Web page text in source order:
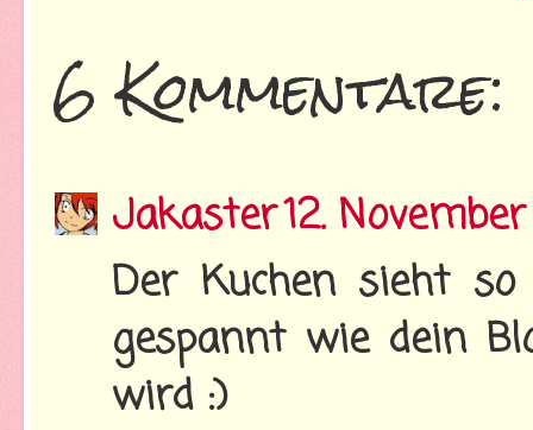
6 Kommentare:
Jakaster12.
Der Kuchen sieht
gespannt wie dein
wird :)